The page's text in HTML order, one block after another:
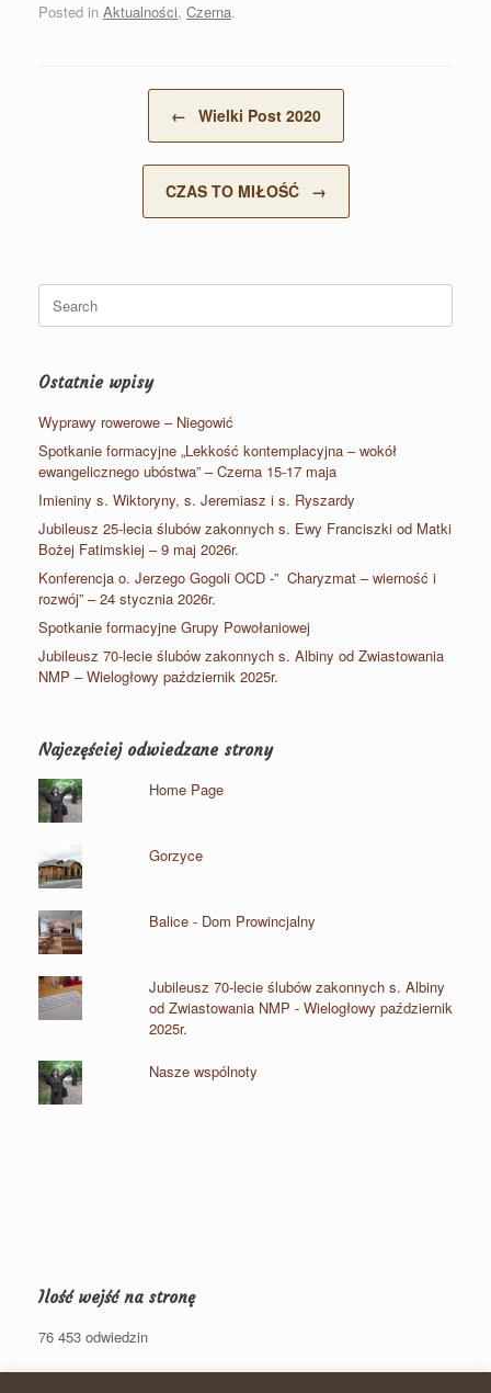
Posted in Aktualności, Czerna.
← Wielki Post 2020
CZAS TO MIŁOŚĆ →
Search
for:
Ostatnie wpisy
Wyprawy rowerowe – Niegowić
Spotkanie formacyjne „Lekkość kontemplacyjna – wokół
ewangelicznego ubóstwa” – Czerna 15-17 maja
Imieniny s. Wiktoryny, s. Jeremiasz i s. Ryszardy
Jubileusz 25-lecia ślubów zakonnych s. Ewy Franciszki od Matki
Bożej Fatimskiej – 9 maj 2026r.
Konferencja o. Jerzego Gogoli OCD -” Charyzmat – wierność i
rozwój” – 24 stycznia 2026r.
Spotkanie formacyjne Grupy Powołaniowej
Jubileusz 70-lecie ślubów zakonnych s. Albiny od Zwiastowania
NMP – Wielogłowy październik 2025r.
Najczęściej odwiedzane strony
Home Page
Gorzyce
Balice - Dom Prowincjalny
Jubileusz 70-lecie ślubów zakonnych s. Albiny
od Zwiastowania NMP - Wielogłowy październik
2025r.
Nasze wspólnoty
Ilość wejść na stronę
76 453 odwiedzin